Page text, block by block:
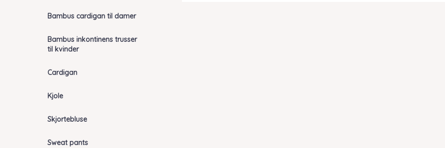
Bambus cardigan til damer
Bambus inkontinens trusser
til kvinder
Cardigan
Kjole
Skjortebluse
Sweat pants